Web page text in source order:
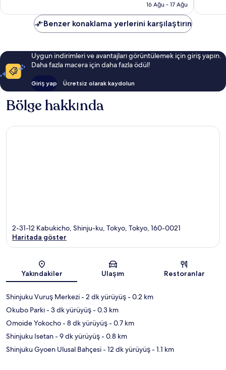
yorum
3.659 TL
16 Ağu - 17 Ağu
Benzer konaklama yerlerini karşılaştırın
Uygun indirimleri ve avantajları görüntülemek için giriş yapın.
Daha fazla macera için daha fazla ödül!
Giriş yap Ücretsiz olarak kaydolun
Bölge hakkında
Harita
2-31-12 Kabukicho, Shinju-ku, Tokyo, Tokyo, 160-0021
Haritada göster
Yakındakiler Ulaşım Restoranlar
Shinjuku Vuruş Merkezi- 2 dk yürüyüş- 0.2 km
Okubo Parkı- 3 dk yürüyüş- 0.3 km
Omoide Yokocho- 8 dk yürüyüş- 0.7 km
Shinjuku Isetan- 9 dk yürüyüş- 0.8 km
Shinjuku Gyoen Ulusal Bahçesi- 12 dk yürüyüş- 1.1 km